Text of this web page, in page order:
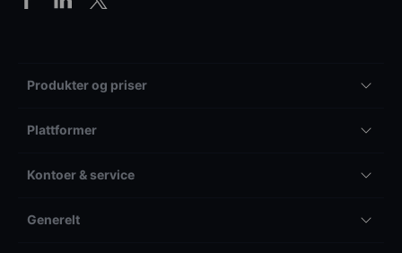
Produkter og priser
Plattformer
Kontoer & service
Generelt